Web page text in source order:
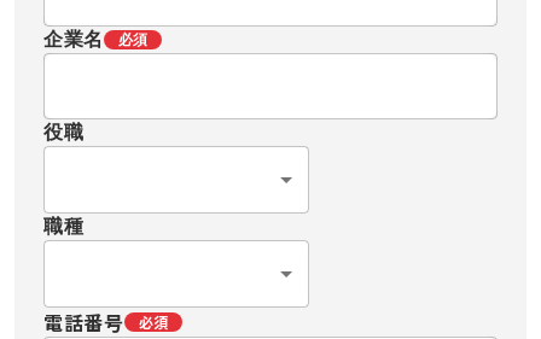
企業名 必須
役職
職種
電話番号 必須